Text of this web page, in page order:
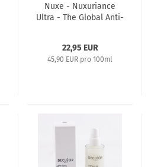
Nuxe - Nuxuriance
Ultra - The Global Anti-
22,95 EUR
45,90 EUR pro 100ml